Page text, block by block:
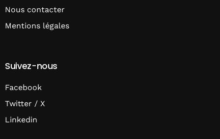
Nous contacter
Mentions légales
Suivez-nous
Facebook
Twitter / X
Linkedin